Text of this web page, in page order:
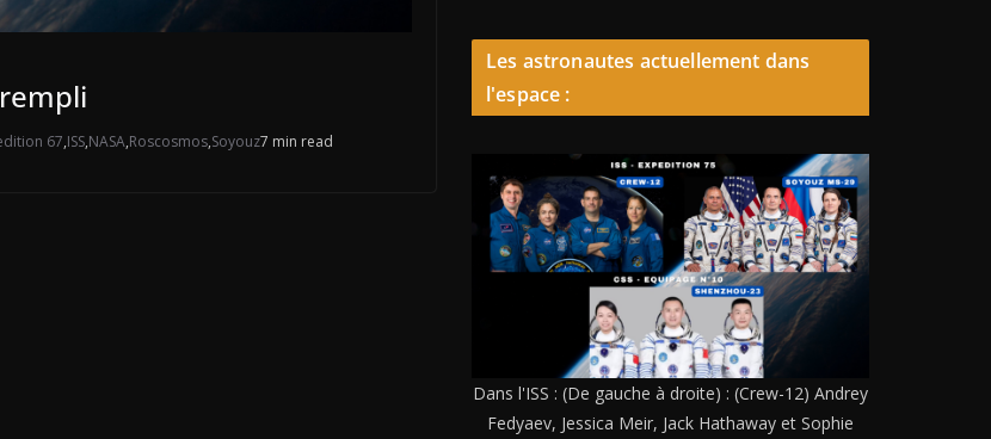
67,ISS,NASA,Roscosmos,Soyouz7 min read
Les astronautes actuellement dans
l'espace :
Dans l'ISS : (De gauche à droite) : (Crew-12) Andrey
Fedyaev, Jessica Meir, Jack Hathaway et Sophie